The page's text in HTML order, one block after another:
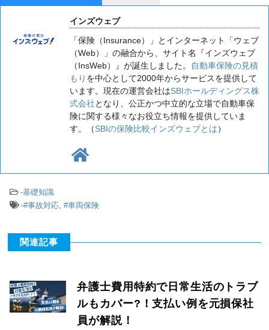
インズウェブ
「保険（Insurance）」とインターネット「ウェブ
（Web）」の融合から、サイト名『インズウェブ
（InsWeb）』が誕生しました。
自動車保険の見積
もり を中心として2000年からサービスを提供して
います。現在の運営会社はSBIホールディングス株
式会社となり、公正かつ中立的な立場で自動車保
険に関する様々なお役立ち情報を提供していま
す。（SBIの保険比較インズウェブとは）
-基礎知識
-#事故対応,#車両保険
関連記事
弁護士費用特約で日常生活のトラブ
ルもカバー?！支払い例を元損保社
員が解説！